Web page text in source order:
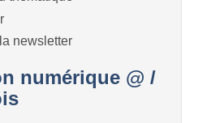
newsletter
numérique @ /